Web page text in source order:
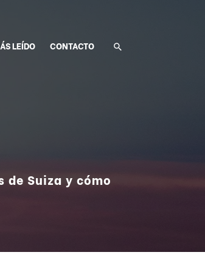
LEÍDO CONTACTO
Suiza y cómo